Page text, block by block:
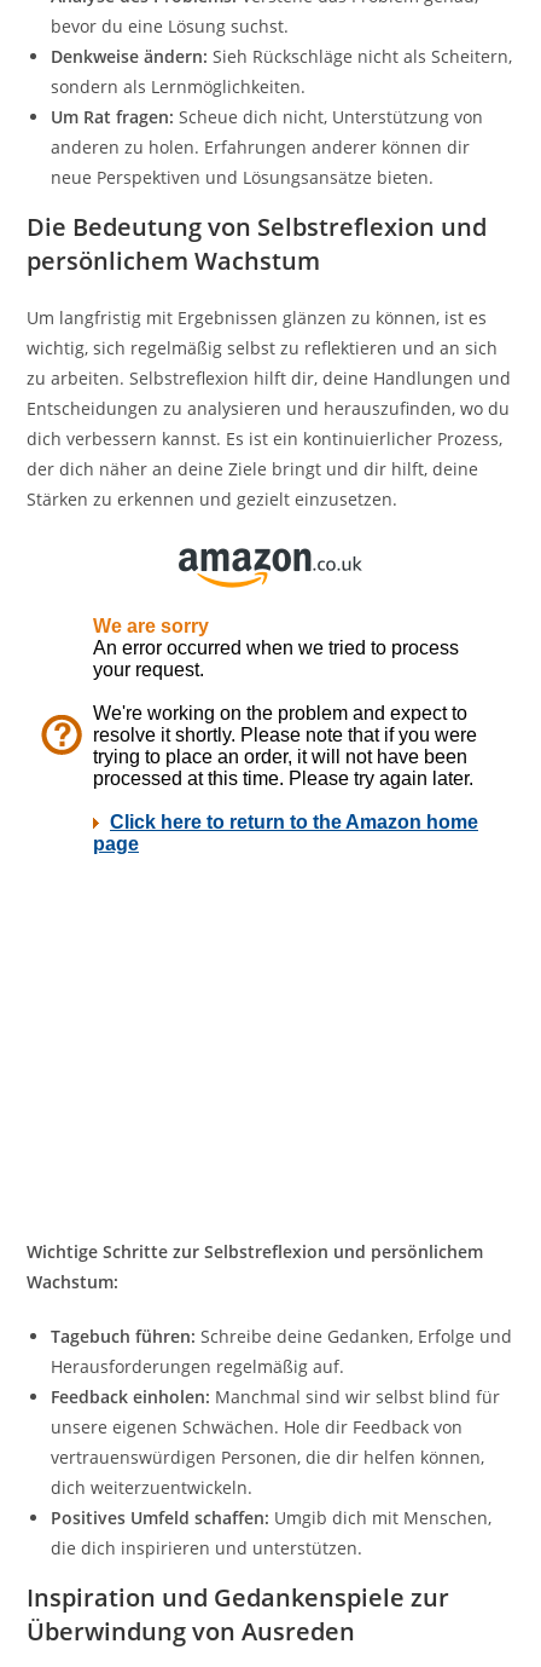
bevor du eine Lösung suchst.
Denkweise ändern: Sieh Rückschläge nicht als Scheitern,
sondern als Lernmöglichkeiten.
Um Rat fragen: Scheue dich nicht, Unterstützung von
anderen zu holen. Erfahrungen anderer können dir
neue Perspektiven und Lösungsansätze bieten.
Die Bedeutung von Selbstreflexion und
persönlichem Wachstum
Um langfristig mit Ergebnissen glänzen zu können, ist es
wichtig, sich regelmäßig selbst zu reflektieren und an sich
zu arbeiten. Selbstreflexion hilft dir, deine Handlungen und
Entscheidungen zu analysieren und herauszufinden, wo du
dich verbessern kannst. Es ist ein kontinuierlicher Prozess,
der dich näher an deine Ziele bringt und dir hilft, deine
Stärken zu erkennen und gezielt einzusetzen.
Wichtige Schritte zur Selbstreflexion und persönlichem
Wachstum:
Tagebuch führen: Schreibe deine Gedanken, Erfolge und
Herausforderungen regelmäßig auf.
Feedback einholen: Manchmal sind wir selbst blind für
unsere eigenen Schwächen. Hole dir Feedback von
vertrauenswürdigen Personen, die dir helfen können,
dich weiterzuentwickeln.
Positives Umfeld schaffen: Umgib dich mit Menschen,
die dich inspirieren und unterstützen.
Inspiration und Gedankenspiele zur
Überwindung von Ausreden